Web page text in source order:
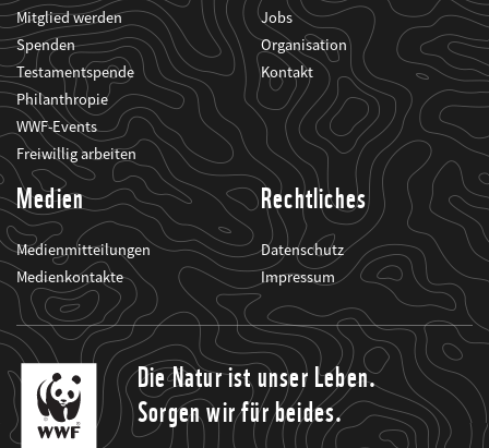
Mitglied werden
Spenden
Testamentspende
Philanthropie
WWF-Events
Freiwillig arbeiten
Jobs
Organisation
Kontakt
Medien
Medienmitteilungen
Medienkontakte
Rechtliches
Datenschutz
Impressum
Die Natur ist unser Leben.
Sorgen wir für beides.